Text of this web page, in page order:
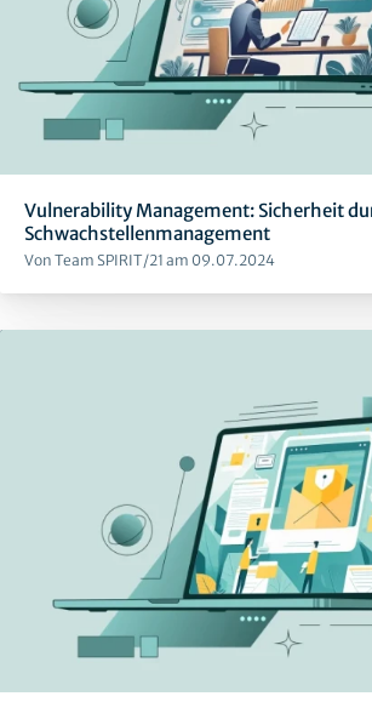
Vulnerability Management: Sicherheit
Schwachstellenmanagement
Von Team SPIRIT/21 am 09.07.2024